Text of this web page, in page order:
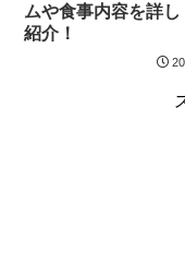
ムや食事内容を詳し
紹介！